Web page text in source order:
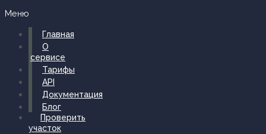
Меню
Главная
О
сервисе
Тарифы
API
Документация
Блог
Проверить
участок